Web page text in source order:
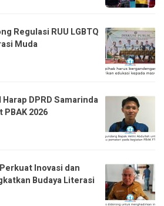
Regulasi RUU LGBTQ
Muda
Harap DPRD Samarinda
2026
Inovasi dan
Budaya Literasi